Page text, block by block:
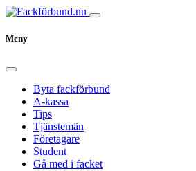
Meny
Byta fackförbund
A-kassa
Tips
Tjänstemän
Företagare
Student
Gå med i facket